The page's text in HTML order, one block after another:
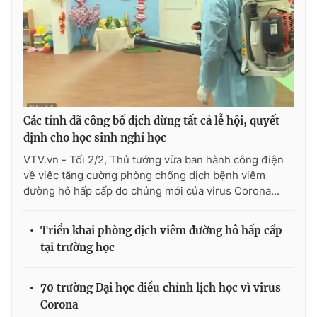
Theo dõi báo trên
Cơ quan chủ quản:Đài Truyền hình Việt Nam
Cơ quan báo chí: Thời báo VTV
cấp ngày 29/12/2023
Tổng Biên tập:Vũ Thanh Thủy
Nguyễn Trọng Ninh
Tổng đài VTV:
Các tỉnh đã công bố dịch dừng tất cả lễ hội, quyết
định cho học sinh nghỉ học
VTV.vn - Tối 2/2, Thủ tướng vừa ban hành công điện
về việc tăng cường phòng chống dịch bệnh viêm
đường hô hấp cấp do chủng mới của virus Corona...
Triển khai phòng dịch viêm đường hô hấp cấp
tại trường học
70 trường Đại học điều chỉnh lịch học vì virus
Corona